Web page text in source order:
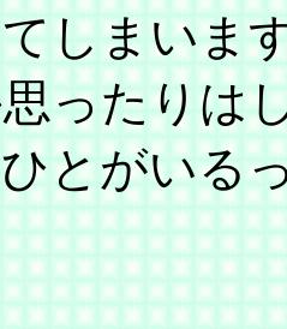
しまいま
ったりは
とがいる